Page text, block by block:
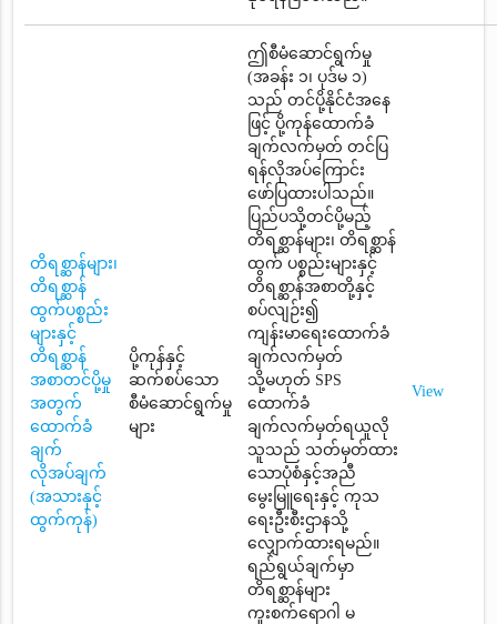
တိရစ္ဆာန်များ၊
တိရစ္ဆာန်
ထွက်ပစ္စည်း
များနှင့်
တိရစ္ဆာန်
အစာတင်ပို့မှု
အတွက်
ထောက်ခံ
ချက်
လိုအပ်ချက်
(အသားနှင့်
ထွက်ကုန်)
ပို့ကုန်နှင့်
ဆက်စပ်သော
စီမံဆောင်ရွက်မှု
များ
ဤစီမံဆောင်ရွက်မှု
(အခန်း ၁၊ ပုဒ်မ ၁)
သည် တင်ပို့နိုင်ငံအနေ
ဖြင့် ပို့ကုန်ထောက်ခံ
ချက်လက်မှတ် တင်ပြ
ရန်လိုအပ်ကြောင်း
ဖော်ပြထားပါသည်။
ပြည်ပသို့တင်ပို့မည့်
တိရစ္ဆာန်များ၊ တိရစ္ဆာန်
ထွက် ပစ္စည်းများနှင့်
တိရစ္ဆာန်အစာတို့နှင့်
စပ်လျဉ်း၍
ကျန်းမာရေးထောက်ခံ
ချက်လက်မှတ်
သို့မဟုတ် SPS
ထောက်ခံ
ချက်လက်မှတ်ရယူလို
သူသည် သတ်မှတ်ထား
သောပုံစံနှင့်အညီ
မွေးမြူရေးနှင့် ကုသ
ရေးဦးစီးဌာနသို့
လျှောက်ထားရမည်။
ရည်ရွယ်ချက်မှာ
တိရစ္ဆာန်များ
ကူးစက်ရောဂါ မ
View